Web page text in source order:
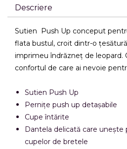
Descriere
Sutien Push Up conceput
flata bustul, croit dintr-o
imprimeu îndrăzneț de leopard.
confortul de care ai nevoie
Sutien Push Up
Pernițe push up detașabile
Cupe întărite
Dantela delicată care unește
cupelor de bretele